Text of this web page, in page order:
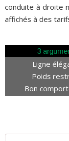
conduite à droite
affichés à des
3
Ligne
Poids
Bon